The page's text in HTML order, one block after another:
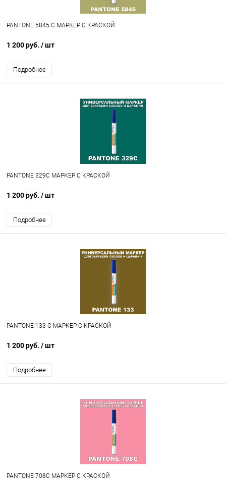
PANTONE 5845 C МАРКЕР С КРАСКОЙ
1 200 руб. / шт
Подробнее
PANTONE 329C МАРКЕР С КРАСКОЙ
1 200 руб. / шт
Подробнее
PANTONE 133 C МАРКЕР С КРАСКОЙ
1 200 руб. / шт
Подробнее
PANTONE 708C МАРКЕР С КРАСКОЙ